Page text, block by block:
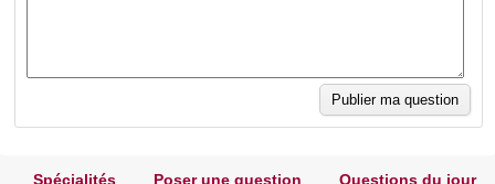
Spécialités Poser une question Questions du jour